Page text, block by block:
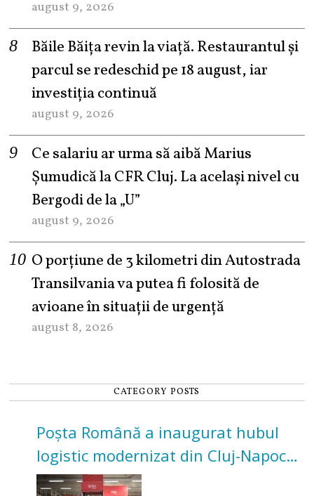
august 9, 2026
Băile Băița revin la viață. Restaurantul și
parcul se redeschid pe 18 august, iar
investiția continuă
august 9, 2026
Ce salariu ar urma să aibă Marius
Șumudică la CFR Cluj. La același nivel cu
Bergodi de la „U”
august 9, 2026
O porțiune de 3 kilometri din Autostrada
Transilvania va putea fi folosită de
avioane în situații de urgență
august 8, 2026
CATEGORY POSTS
Poșta Română a inaugurat hubul
logistic modernizat din Cluj-Napoca.
Investiție de 3 milioane de euro